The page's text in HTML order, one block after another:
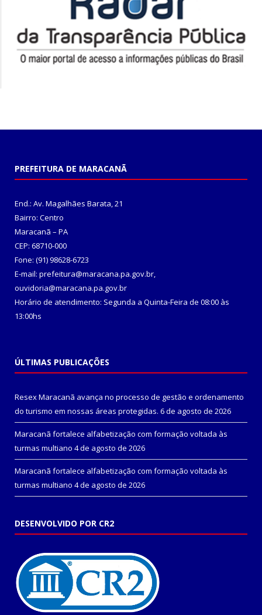
PREFEITURA DE MARACANÃ
End.: Av. Magalhães Barata, 21
Bairro: Centro
Maracanã – PA
CEP: 68710-000
Fone: (91) 98628-6723
E-mail: prefeitura@maracana.pa.gov.br,
ouvidoria@maracana.pa.gov.br
Horário de atendimento: Segunda a Quinta-Feira de 08:00 às
13:00hs
ÚLTIMAS PUBLICAÇÕES
Resex Maracanã avança no processo de gestão e ordenamento
do turismo em nossas áreas protegidas. 6 de agosto de 2026
Maracanã fortalece alfabetização com formação voltada às
turmas multiano 4 de agosto de 2026
Maracanã fortalece alfabetização com formação voltada às
turmas multiano 4 de agosto de 2026
DESENVOLVIDO POR CR2